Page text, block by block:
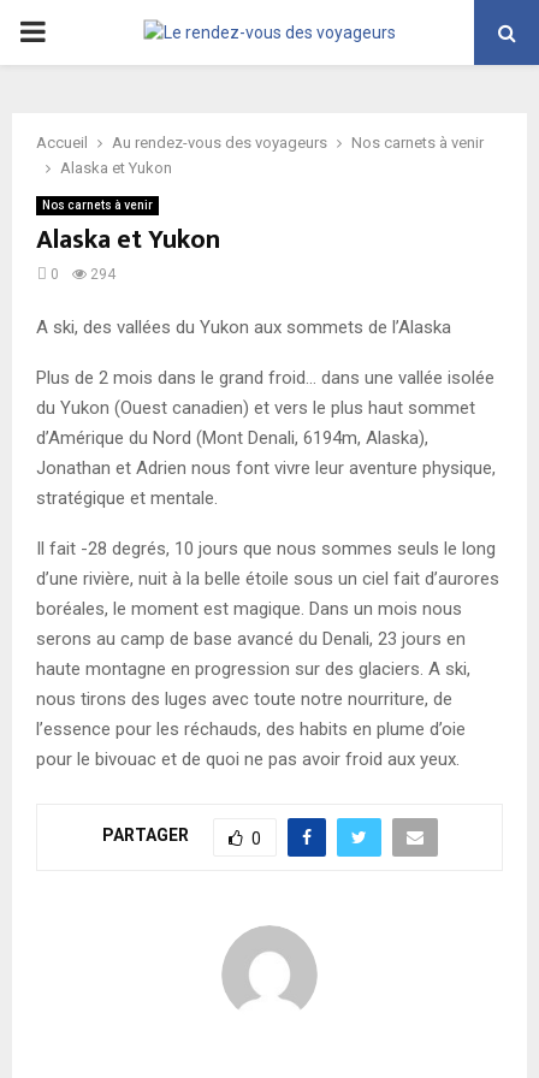
PRIMARY
Accueil Au rendez-vous des voyageurs
Nos carnets à venir
Alaska et Yukon
Nos carnets à venir
Alaska et Yukon
0 294
A ski, des vallées du Yukon aux sommets de l’Alaska
Plus de 2 mois dans le grand froid… dans une vallée isolée
du Yukon (Ouest canadien) et vers le plus haut sommet
d’Amérique du Nord (Mont Denali, 6194m, Alaska),
Jonathan et Adrien nous font vivre leur aventure physique,
stratégique et mentale.
Il fait -28 degrés, 10 jours que nous sommes seuls le long
d’une rivière, nuit à la belle étoile sous un ciel fait d’aurores
boréales, le moment est magique. Dans un mois nous
serons au camp de base avancé du Denali, 23 jours en
haute montagne en progression sur des glaciers. A ski,
nous tirons des luges avec toute notre nourriture, de
l’essence pour les réchauds, des habits en plume d’oie
pour le bivouac et de quoi ne pas avoir froid aux yeux.
PARTAGER 0